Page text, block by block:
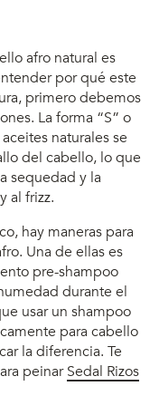
afro natural es
por qué este
primero debemos
La forma “S” o
naturales se
del cabello, lo que
sequedad y la
al frizz.
hay maneras para
Una de ellas es
pre-shampoo
durante el
usar un shampoo
para cabello
la diferencia. Te
peinarSedal Rizos